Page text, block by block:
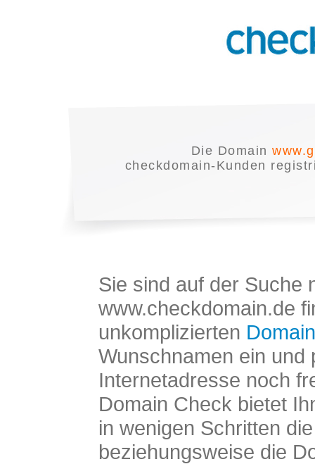
Die Domain
checkdomain-Kunden
Sie sind auf der Suche
www.checkdomain.de
unkomplizierten
Wunschnamen ein und
Internetadresse noch
Domain Check bietet
in wenigen Schritten
beziehungsweise die